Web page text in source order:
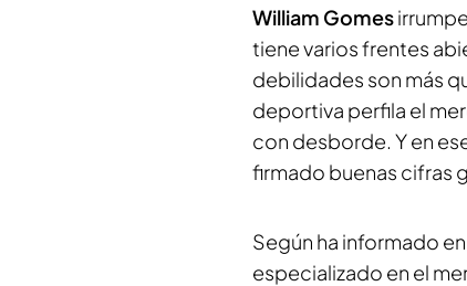
William Gomes
tiene varios frentes
debilidades son más
deportiva perfila el
con desborde. Y en
firmado buenas cifras
Según ha informado
especializado en el